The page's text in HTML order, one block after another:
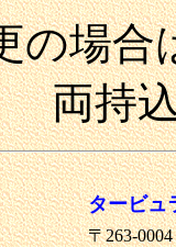
の場合
両持
タービュ
〒263-